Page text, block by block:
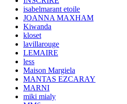
isabelmarant etoile
JOANNA MAXHAM
Kiwanda
kloset
lavillarouge
LEMAIRE
less
Maison Margiela
MANTAS EZCARAY
MARNI
miki mialy